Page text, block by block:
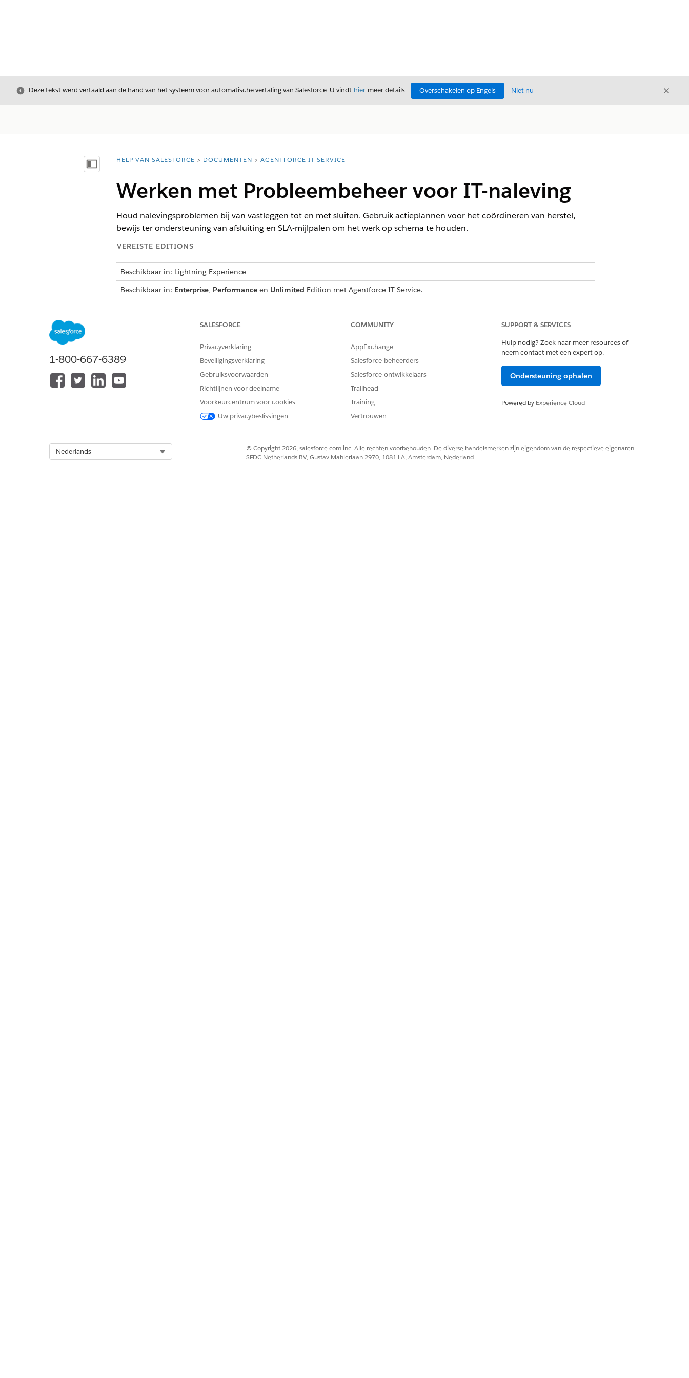
Sluiten
Deze tekst werd vertaald aan de hand van het systeem voor automatische vertaling van Salesforce. U vindt hier meer details. Overschakelen op Engels Niet nu Sluiten
Inhoudsopgave weergeven
U bent hier:
HELP VAN SALESFORCE DOCUMENTEN AGENTFORCE IT SERVICE
Werken met Probleembeheer voor IT-naleving
Houd nalevingsproblemen bij van vastleggen tot en met sluiten. Gebruik actieplannen voor het coördineren van herstel,
bewijs ter ondersteuning van afsluiting en SLA-mijlpalen om het werk op schema te houden.
VEREISTE EDITIONS
Beschikbaar in: Lightning Experience
Beschikbaar in: Enterprise, Performanceen Unlimited Edition met Agentforce IT Service.
Volg hoe een nalevingsprobleem zich ontwikkelt van ontdekking tot sluiting, en laat zien hoe probleemeigenaars, oplossers en SLA-
Een nalevingsprobleem vastleggen voor IT-naleving
Leg een nalevingshiaat vast als een nalevingsprobleem, zodat u het kunt bijhouden via herstel tot aan afsluiting. Geef de ernst, het type
en de eigenaar op, en pas een recht toe om de oplossingstijdlijn aan te sturen.
Problemen toewijzen aan IT-nalevingsrecords
Koppel een nalevingsprobleem aan de nalevingsrecords waaraan het is gerelateerd, zoals een Risico, Regelgevingsversie, Controleversie,
Polisversie of Audit, zodat het probleem kan worden getraceerd naar de bron voor rapportage en auditopvolging.
Wanneer een nalevingsprobleem wordt vastgelegd en toegewezen aan de bron ervan, zoals een mislukte controle, een open risico, een
beleid of een audit, maakt u een actieplan met behulp van een sjabloon en koppelt u dit aan een probleem om het herstelwerk te
organiseren in toewijsbare taken.
1-800-667-6389
SALESFORCE
Privacyverklaring
Beveiligingsverklaring
Gebruiksvoorwaarden
Richtlijnen voor deelname
Voorkeurcentrum voor cookies
Uw privacybeslissingen
COMMUNITY
AppExchange
Salesforce-beheerders
Salesforce-ontwikkelaars
Trailhead
Training
Vertrouwen
SUPPORT & SERVICES
Hulp nodig? Zoek naar meer resources of
neem contact met een expert op.
Ondersteuning ophalen
Powered by Experience Cloud
Nederlands
© Copyright 2026, salesforce.com inc. Alle rechten voorbehouden. De diverse handelsmerken zijn eigendom van de respectieve eigenaren.
SFDC Netherlands BV, Gustav Mahlerlaan 2970, 1081 LA, Amsterdam, Nederland